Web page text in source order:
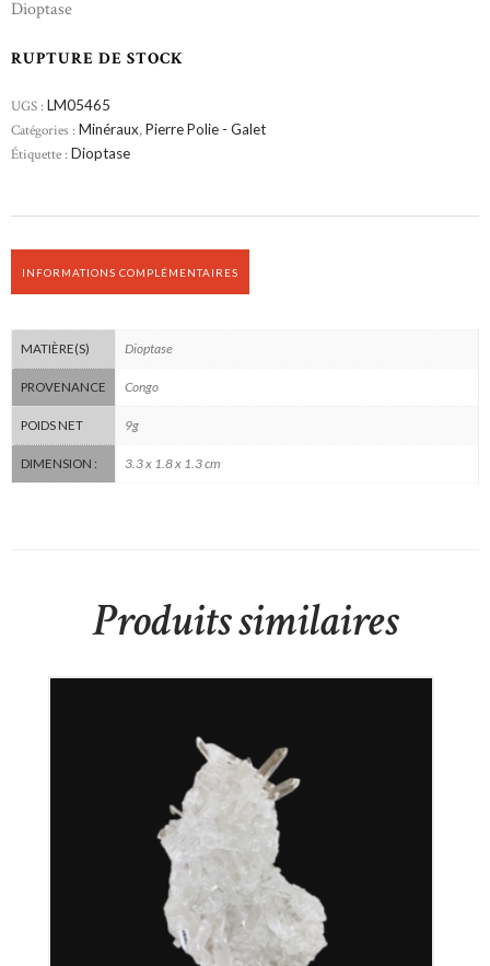
Dioptase
RUPTURE DE STOCK
UGS : LM05465
Catégories : Minéraux,Pierre Polie - Galet
Étiquette : Dioptase
INFORMATIONS COMPLÉMENTAIRES
MATIÈRE(S) Dioptase
PROVENANCE Congo
POIDS NET 9g
DIMENSION : 3.3 x 1.8 x 1.3 cm
Produits similaires
Cristal de Roche
350 €